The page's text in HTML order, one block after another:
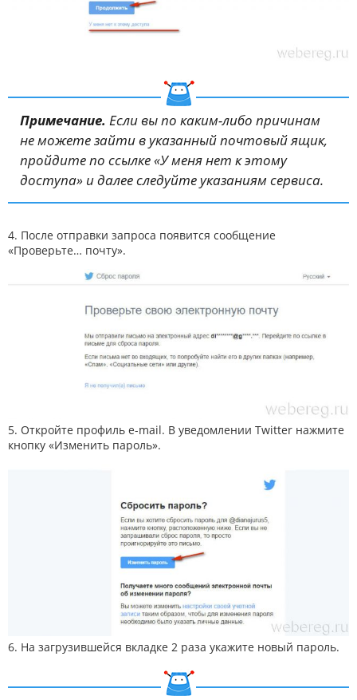
Примечание. Если вы по каким-либо причинам
не можете зайти в указанный почтовый ящик,
пройдите по ссылке «У меня нет к этому
доступа» и далее следуйте указаниям сервиса.
4. После отправки запроса появится сообщение
«Проверьте… почту».
5. Откройте профиль e-mail. В уведомлении Twitter нажмите
кнопку «Изменить пароль».
6. На загрузившейся вкладке 2 раза укажите новый пароль.